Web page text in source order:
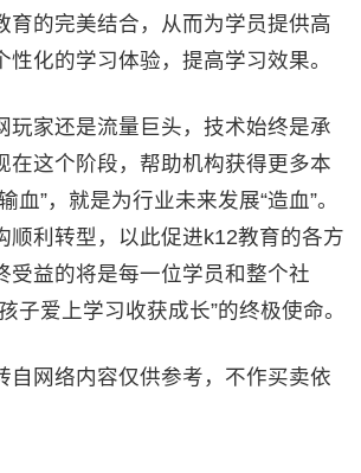
育的完美结合，从而为学员提供高
性化的学习体验，提高学习效果。
家还是流量巨头，技术始终是承
在这个阶段，帮助机构获得更多本
血”，就是为行业未来发展“造血”。
顺利转型，以此促进k12教育的各方
受益的将是每一位学员和整个社
子爱上学习收获成长”的终极使命。
自网络内容仅供参考，不作买卖依